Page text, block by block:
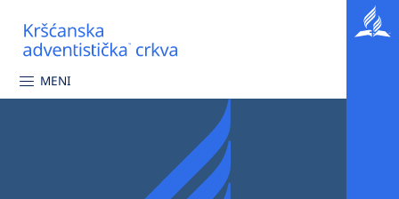
MENI